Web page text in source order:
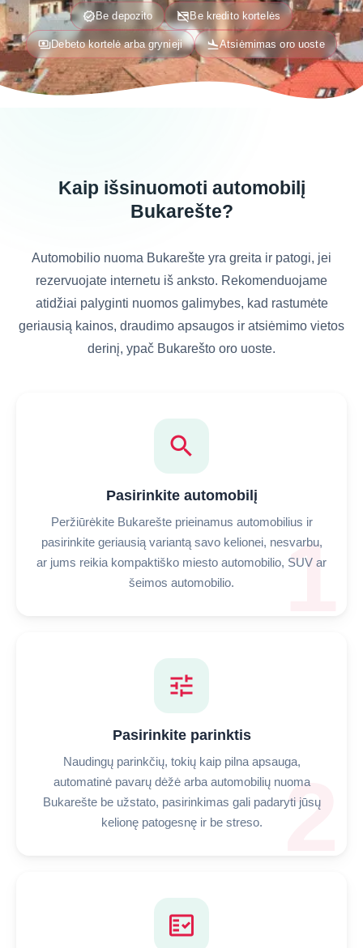
verifiedBe depozito credit_card_off Be kredito kortelės
paymentsDebeto kortelė arba grynieji flight_landAtsiėmimas oro uoste
Kaip išsinuomoti automobilį
Bukarešte?
Automobilio nuoma Bukarešte yra greita ir patogi, jei
rezervuojate internetu iš anksto. Rekomenduojame
atidžiai palyginti nuomos galimybes, kad rastumėte
geriausią kainos, draudimo apsaugos ir atsiėmimo vietos
derinį, ypač Bukarešto oro uoste.
1
search
Pasirinkite automobilį
Peržiūrėkite Bukarešte prieinamus automobilius ir
pasirinkite geriausią variantą savo kelionei, nesvarbu,
ar jums reikia kompaktiško miesto automobilio, SUV ar
šeimos automobilio.
2
tune
Pasirinkite parinktis
Naudingų parinkčių, tokių kaip pilna apsauga,
automatinė pavarų dėžė arba automobilių nuoma
Bukarešte be užstato, pasirinkimas gali padaryti jūsų
kelionę patogesnę ir be streso.
fact_check